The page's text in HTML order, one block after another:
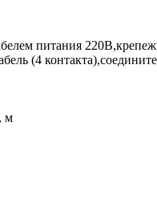
питания
(4
м